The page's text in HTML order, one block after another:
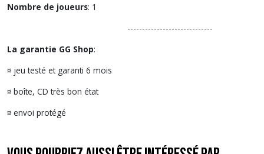
Nombre de joueurs: 1
-----------------------------
La garantie GG Shop:
¤ jeu testé et garanti 6 mois
¤ boîte, CD très bon état
¤ envoi protégé